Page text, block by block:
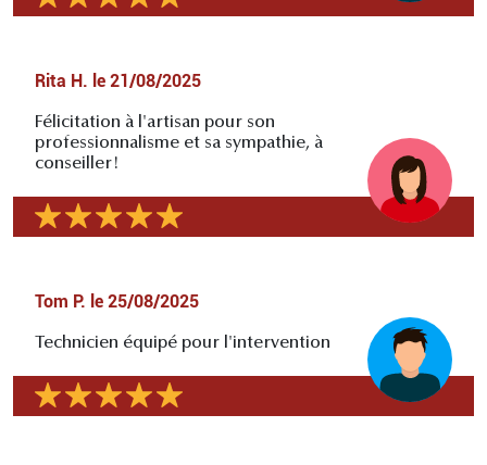
Rita H. le 21/08/2025
Félicitation à l'artisan pour son
professionnalisme et sa sympathie, à
conseiller!
Tom P. le 25/08/2025
Technicien équipé pour l'intervention